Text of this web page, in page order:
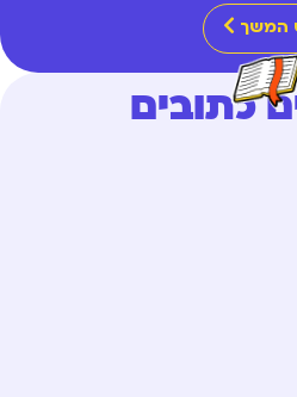
המשך
כתובים